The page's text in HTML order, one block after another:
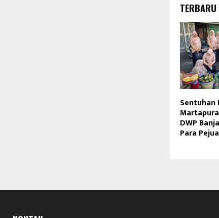
TERBARU
Sentuhan
DWP
Para